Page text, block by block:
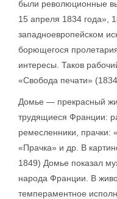
были революционные
15 апреля 1834 года»,
западноевропейском
борющегося
интересы. Таков
«Свобода печати»
Домье — прекрасный
трудящиеся Франции:
ремесленники, прачки:
«Прачка» и др. В
1849) Домье показал
народа Франции. В
темпераментное